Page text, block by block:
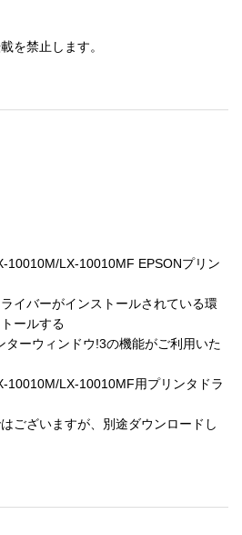
を禁止します。
LX-10010MF EPSONプリン
バーがインストールされている環
ールする
ーウィンドウ!3の機能がご利用いた
LX-10010MF用プリンタドラ
ざいますが、別途ダウンロードし